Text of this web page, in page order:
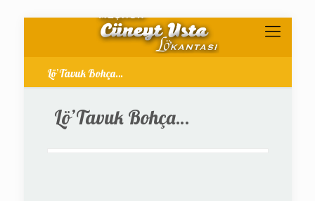
Lö’Tavuk Bohça…
Lö’Tavuk Bohça…